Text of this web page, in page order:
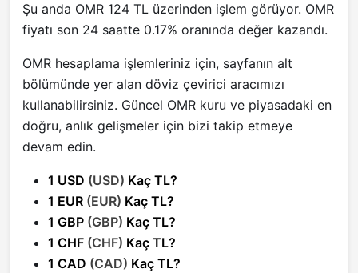
Şu anda OMR 124 TL üzerinden işlem görüyor. OMR
fiyatı son 24 saatte 0.17% oranında değer kazandı.
OMR hesaplama işlemleriniz için, sayfanın alt
bölümünde yer alan döviz çevirici aracımızı
kullanabilirsiniz. Güncel OMR kuru ve piyasadaki en
doğru, anlık gelişmeler için bizi takip etmeye
devam edin.
1 USD (USD) Kaç TL?
1 EUR (EUR) Kaç TL?
1 GBP (GBP) Kaç TL?
1 CHF (CHF) Kaç TL?
1 CAD (CAD) Kaç TL?